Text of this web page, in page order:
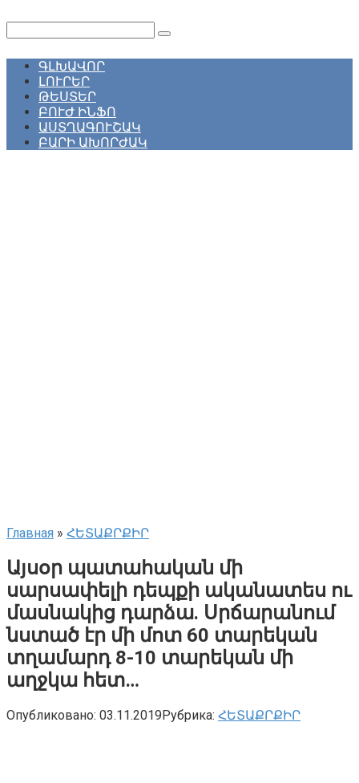
контенту
ԳԼԽԱՎՈՐ
ԼՈՒՐԵՐ
ԹԵՍՏԵՐ
ԲՈՒԺ ԻՆՖՈ
ԱՍՏՂԱԳՈՒՇԱԿ
ԲԱՐԻ ԱԽՈՐԺԱԿ
Главная » ՀԵՏԱՔՐՔԻՐ
Այսօր պատահական մի
սարսափելի դեպքի ականատես ու
մասնակից դարձա. Սրճարանում
նստած էր մի մոտ 60 տարեկան
տղամարդ 8-10 տարեկան մի
աղջկա հետ…
Опубликовано: 03.11.2019Рубрика: ՀԵՏԱՔՐՔԻՐ